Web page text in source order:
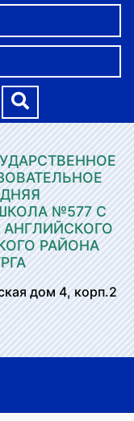
№577 С
РАЙОНА
дом 4, корп.2